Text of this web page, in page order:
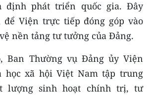
định phát triển quốc gia. Đây
để Viện trực tiếp đóng góp vào
nền tảng tư tưởng của Đảng.
Ban Thường vụ Đảng ủy Viện
học xã hội Việt Nam tập trung
lượng sinh hoạt chính trị, tư